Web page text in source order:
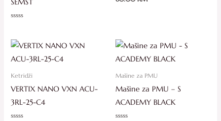
SEMST
5
0
Ketridži
VERTIX NANO VXN ACU-
3RL-25-C4
Mašine za PMU
Mašine za PMU – S
ACADEMY BLACK